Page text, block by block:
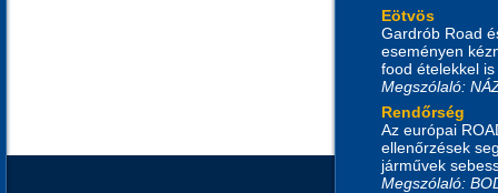
Eötvös
Gardrób Road
eseményen
food ételekkel
Megszólaló:
Rendőrség
Az európai
ellenőrzések
járművek
Megszólaló: